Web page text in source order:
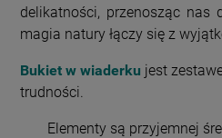
delikatności, przenosząc nas
magia natury łączy się z
Bukiet w wiaderku jest
trudności.
Elementy są przyjemnej